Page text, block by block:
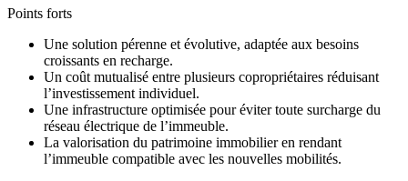
Points forts
Une solution pérenne et évolutive, adaptée aux besoins
croissants en recharge.
Un coût mutualisé entre plusieurs copropriétaires réduisant
l’investissement individuel.
Une infrastructure optimisée pour éviter toute surcharge du
réseau électrique de l’immeuble.
La valorisation du patrimoine immobilier en rendant
l’immeuble compatible avec les nouvelles mobilités.